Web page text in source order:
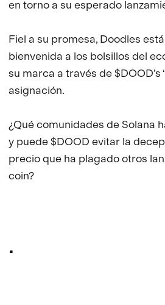
en torno a su esperado
Fiel a su promesa, Doodles
bienvenida a los bolsillos del
su marca a través de $DOOD’s
asignación.
¿Qué comunidades de Solana
y puede $DOOD evitar la
precio que ha plagado otros
coin?
.